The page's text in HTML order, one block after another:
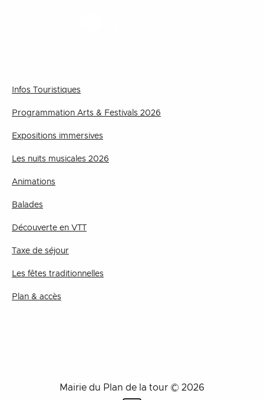
Infos Touristiques
Programmation Arts & Festivals 2026
Expositions immersives
Les nuits musicales 2026
Animations
Balades
Découverte en VTT
Taxe de séjour
Les fêtes traditionnelles
Plan & accès
Mairie du Plan de la tour © 2026